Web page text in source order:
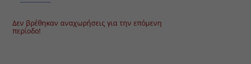
Ημέρα 16η Ζεϊμπρούγκε , Βέλγιο